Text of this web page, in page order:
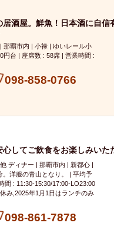
ール ウィスキー テレビ
辺 沖縄料理 スイーツ
演奏
マトン・ラム
立ち飲み 5000円以上コ
女性専用トイレあり
火焼 ペイディ（給料日）
屋富祖地
熱燗 生け簀
酒屋。鮮魚！日本酒に自
那覇市内 | 小禄 | ゆいレール小
円台 | 座席数 : 58席 | 営業時間 :
098-858-0766
してご飲食をお楽しみいた
ディナー | 那覇市内 | 新都心 |
洋服の青山となり。 | 平均予
間 : 11:30-15:30/17:00-LO23:00
み,2025年1月1日はランチのみ
098-861-7878